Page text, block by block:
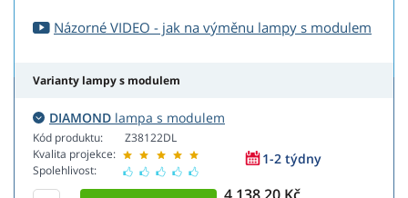
Názorné VIDEO - jak na výměnu lampy s modulem
Varianty lampy s modulem
DIAMOND lampa s modulem
Kód produktu:
Kvalita projekce:
Spolehlivost:
Z38122DL
1-2 týdny